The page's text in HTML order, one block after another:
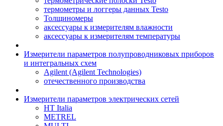
термометры и логгеры данных Testo
Толщиномеры
аксессуары к измерителям влажности
аксессуары к измерителям температуры
Измерители параметров полупроводниковых приборов
и интегральных схем
Agilent (Agilent Technologies)
отечественного производства
Измерители параметров электрических сетей
HT Italia
METREL